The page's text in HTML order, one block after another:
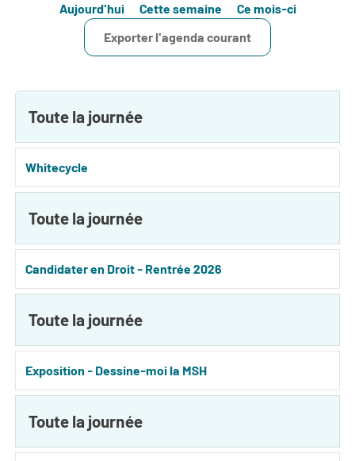
Aujourd'hui Cette semaine
Ce mois-ci
Exporter l'agenda courant
Toute la journée
Whitecycle
Toute la journée
Candidater en Droit - Rentrée 2026
Toute la journée
Exposition - Dessine-moi la MSH
Toute la journée